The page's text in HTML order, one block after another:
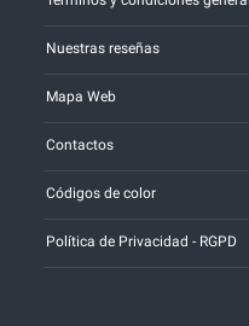
Nuestras reseñas
Mapa Web
Contactos
Códigos de color
Política de Privacidad - RGPD